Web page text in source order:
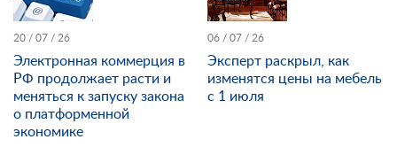
20 / 07 / 26
Электронная коммерция в
РФ продолжает расти и
меняться к запуску закона
о платформенной
экономике
06 / 07 / 26
Эксперт раскрыл, как
изменятся цены на мебель
с 1 июля